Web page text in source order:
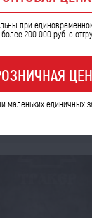
В КОРЗИНУ
при
200 000 руб. с
маленьких единичных